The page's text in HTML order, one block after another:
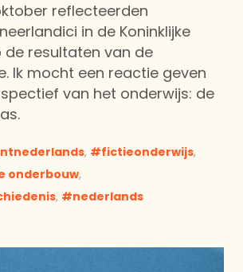
reflecteerden
in de Koninklijke
de resultaten van de
Ik mocht een reactie geven
van het onderwijs: de
, fictieonderwijs,
onderbouw,
, nederlands